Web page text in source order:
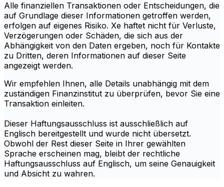
Alle finanziellen Transaktionen oder Entscheidungen, die
auf Grundlage dieser Informationen getroffen werden,
erfolgen auf eigenes Risiko. Xe haftet nicht für Verluste,
Verzögerungen oder Schäden, die sich aus der
Abhängigkeit von den Daten ergeben, noch für Kontakte
zu Dritten, deren Informationen auf dieser Seite
angezeigt werden.
Wir empfehlen Ihnen, alle Details unabhängig mit dem
zuständigen Finanzinstitut zu überprüfen, bevor Sie eine
Transaktion einleiten.
Dieser Haftungsausschluss ist ausschließlich auf
Englisch bereitgestellt und wurde nicht übersetzt.
Obwohl der Rest dieser Seite in Ihrer gewählten
Sprache erscheinen mag, bleibt der rechtliche
Haftungsausschluss auf Englisch, um seine Genauigkeit
und Absicht zu wahren.